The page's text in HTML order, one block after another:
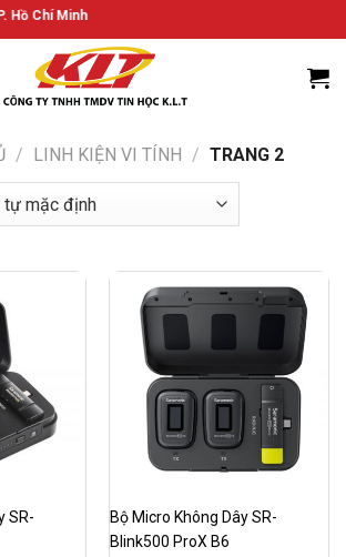
Chí Minh
/ LINH KIỆN VI TÍNH / TRANG 2
SR-
Bộ Micro Không Dây SR-
Blink500 ProX B6